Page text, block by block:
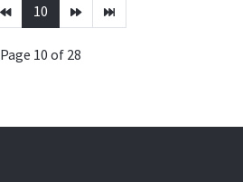
10
Page 10 of 28